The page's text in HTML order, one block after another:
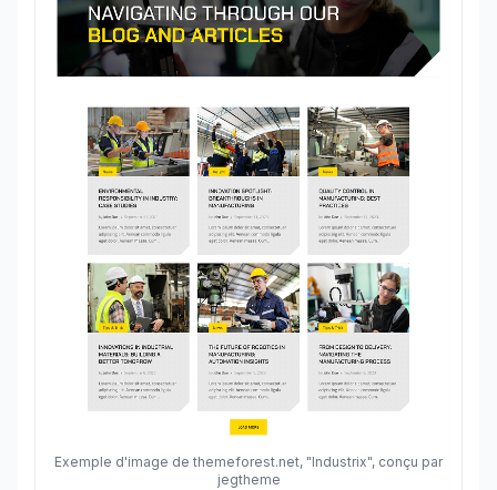
Exemple d'image de themeforest.net, "Industrix", conçu par
jegtheme